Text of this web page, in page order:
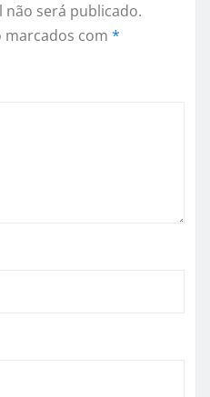
não será publicado.
marcados com *